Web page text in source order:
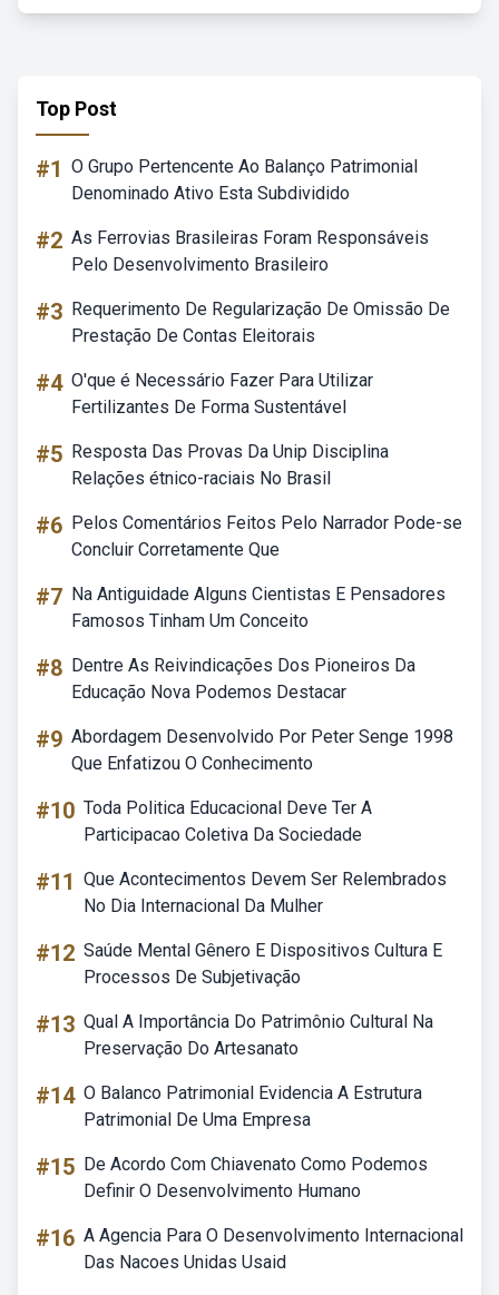
Top Post
#1 O Grupo Pertencente Ao Balanço Patrimonial
Denominado Ativo Esta Subdividido
#2 As Ferrovias Brasileiras Foram Responsáveis
Pelo Desenvolvimento Brasileiro
#3 Requerimento De Regularização De Omissão De
Prestação De Contas Eleitorais
#4 O'que é Necessário Fazer Para Utilizar
Fertilizantes De Forma Sustentável
#5 Resposta Das Provas Da Unip Disciplina
Relações étnico-raciais No Brasil
#6 Pelos Comentários Feitos Pelo Narrador Pode-se
Concluir Corretamente Que
#7 Na Antiguidade Alguns Cientistas E Pensadores
Famosos Tinham Um Conceito
#8 Dentre As Reivindicações Dos Pioneiros Da
Educação Nova Podemos Destacar
#9 Abordagem Desenvolvido Por Peter Senge 1998
Que Enfatizou O Conhecimento
#10 Toda Politica Educacional Deve Ter A
Participacao Coletiva Da Sociedade
#11 Que Acontecimentos Devem Ser Relembrados
No Dia Internacional Da Mulher
#12 Saúde Mental Gênero E Dispositivos Cultura E
Processos De Subjetivação
#13 Qual A Importância Do Patrimônio Cultural Na
Preservação Do Artesanato
#14 O Balanco Patrimonial Evidencia A Estrutura
Patrimonial De Uma Empresa
#15 De Acordo Com Chiavenato Como Podemos
Definir O Desenvolvimento Humano
#16 A Agencia Para O Desenvolvimento Internacional
Das Nacoes Unidas Usaid